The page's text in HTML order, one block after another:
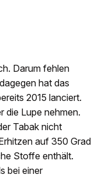
Darum fehlen
hat das
2015 lanciert.
die Lupe nehmen.
Tabak nicht
auf 350 Grad
Stoffe enthält.
bei einer